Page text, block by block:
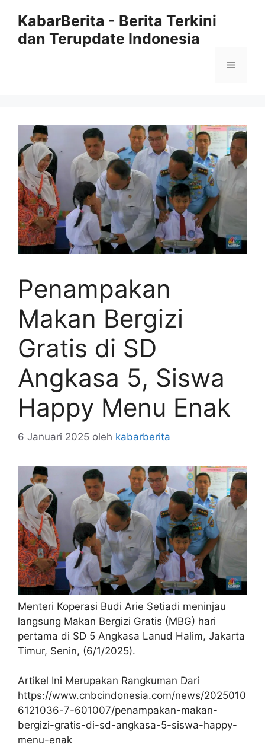
KabarBerita - Berita Terkini
dan Terupdate Indonesia
Menu
Penampakan
Makan Bergizi
Gratis di SD
Angkasa 5, Siswa
Happy Menu Enak
6 Januari 2025 oleh kabarberita
Menteri Koperasi Budi Arie Setiadi meninjau
langsung Makan Bergizi Gratis (MBG) hari
pertama di SD 5 Angkasa Lanud Halim, Jakarta
Timur, Senin, (6/1/2025).
Artikel Ini Merupakan Rangkuman Dari
https://www.cnbcindonesia.com/news/2025010
6121036-7-601007/penampakan-makan-
bergizi-gratis-di-sd-angkasa-5-siswa-happy-
menu-enak